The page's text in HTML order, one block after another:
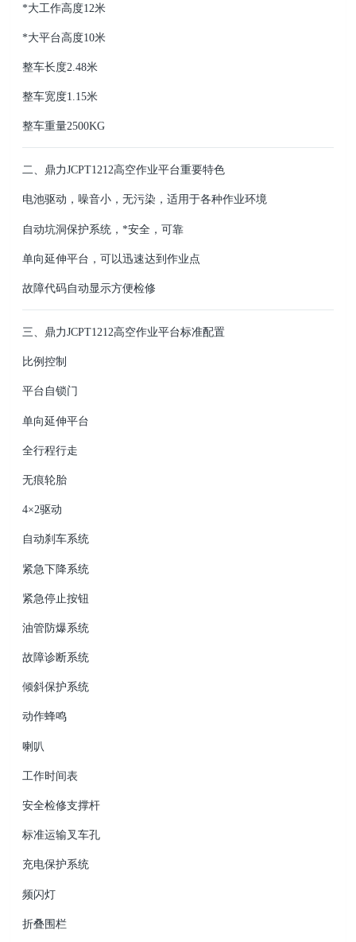
*大工作高度12米
*大平台高度10米
整车长度2.48米
整车宽度1.15米
整车重量2500KG
二、鼎力JCPT1212高空作业平台重要特色
电池驱动，噪音小，无污染，适用于各种作业环境
自动坑洞保护系统，*安全，可靠
单向延伸平台，可以迅速达到作业点
故障代码自动显示方便检修
三、鼎力JCPT1212高空作业平台标准配置
比例控制
平台自锁门
单向延伸平台
全行程行走
无痕轮胎
4×2驱动
自动刹车系统
紧急下降系统
紧急停止按钮
油管防爆系统
故障诊断系统
倾斜保护系统
动作蜂鸣
喇叭
工作时间表
安全检修支撑杆
标准运输叉车孔
充电保护系统
频闪灯
折叠围栏